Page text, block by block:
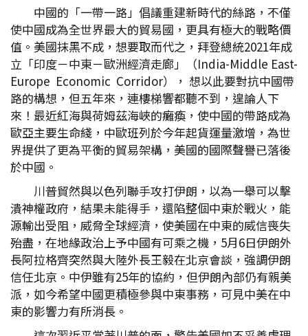
中國的「一帶一路」倡議重建新時代的絲路，不僅
使中國成為全世界最大的貿易國，更具有極大的戰略價
值。美國抹黑不成，想要取而代之，拜登總統2021年成
立「印度－中東－歐洲經濟走廊」（India-Middle East-
Europe Economic Corridor）， 想以此要對抗中國帶
路的構想，但五年來，連樓梯響都聽不到，遑論人下
來！最近紅海與荷姆茲海峽的癱瘓，使中國的帶路成為
歐亞主要生命綫，中歐班列於今年起貨運量激增，為世
界提供了更為平衡的貿易架構，美國的國際聲譽已落後
於中國。
川普貿然與以色列聯手攻打伊朗，以為一舉可以擊
潰神權政府，結果未能得手，還陷整個中東於戰火，能
源輸出受阻，威脅全球經濟，使美國在中東的威信喪失
殆盡，在地緣政治上予中國有可乘之機，5月6日伊朗外
長阿拉格齊突然與大陸外長王毅在北京會談，強調伊朗
信任北京。中伊雖有25年的協約，但伊朗內部仍有親美
派，如今希望中國更積極參與中東事務，可見中美在中
東的影響力有所消長。